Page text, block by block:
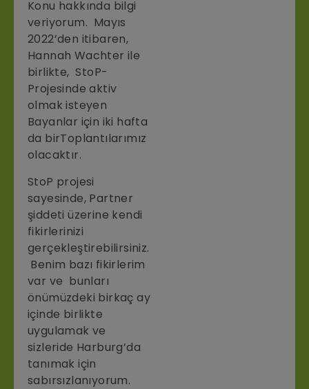
Konu hakkında bilgi
veriyorum. Mayıs
2022’den itibaren,
Hannah Wachter ile
birlikte, StoP-
Projesinde aktiv
olmak isteyen
Bayanlar için iki hafta
da birToplantılarımız
olacaktır.
StoP projesi
sayesinde, Partner
şiddeti üzerine kendi
fikirlerinizi
gerçekleştirebilirsiniz.
Benim bazı fikirlerim
var ve bunları
önümüzdeki birkaç ay
içinde birlikte
uygulamak ve
sizleride Harburg’da
tanımak için
sabırsızlanıyorum.